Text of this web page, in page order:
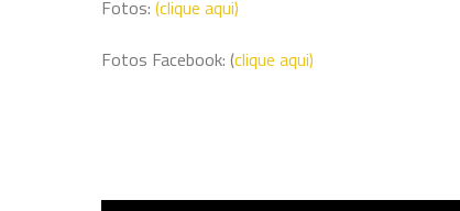
Fotos: (clique aqui)
Fotos Facebook: (clique aqui)